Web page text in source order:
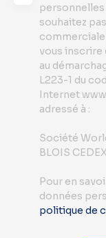
personnelles
souhaitez
vous
au
L223-1 du
Internet
adressé à :
Société
BLOIS
Pour en
données
politique de